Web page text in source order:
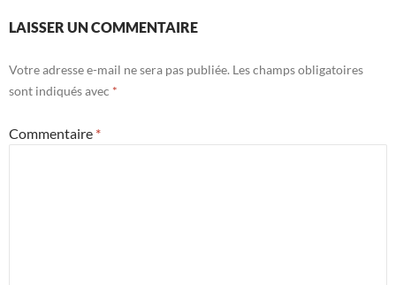
LAISSER UN COMMENTAIRE
Votre adresse e-mail ne sera pas publiée. Les champs obligatoires
sont indiqués avec *
Commentaire *